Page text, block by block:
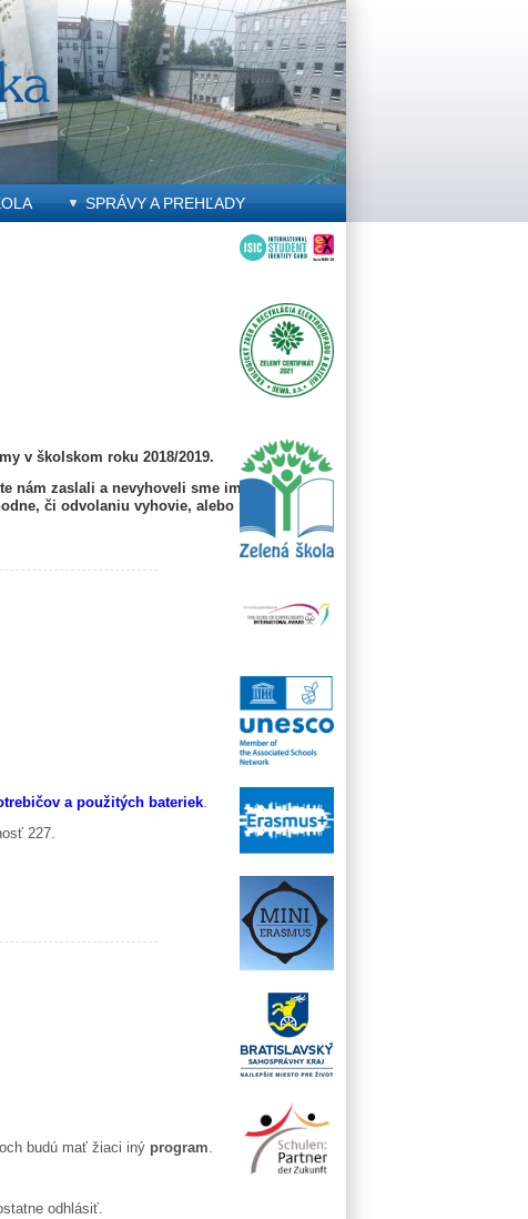
SPRÁVY A PREHĽADY
v školskom roku 2018/2019.
nám zaslali a nevyhoveli sme im,
či odvolaniu vyhovie, alebo naše
a použitých bateriek.
227.
budú mať žiaci iný program
odhlásiť.